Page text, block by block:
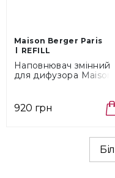
Maison Berger Paris
REFILL
Наповнювач змінний
для дифузора Maison
(6032)
920 грн